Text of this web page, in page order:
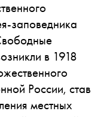
заповедника
в 1918
России, став
местных